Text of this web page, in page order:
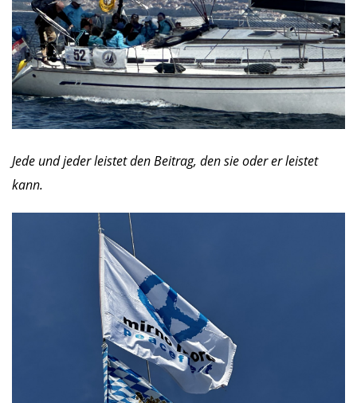
Jede und jeder leistet den Beitrag, den sie oder er leistet
kann.